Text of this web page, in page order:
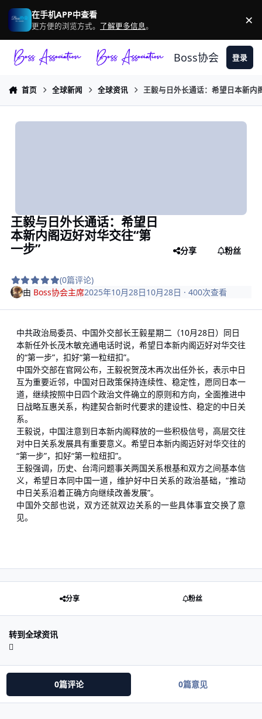
跳转到帖子
在手机APP中查看
更方便的浏览方式。 了解更多信息。 ×
Boss协会 登录
首页 全球新闻 全球资讯 王毅与日外长通话：希望日本新内
王毅与日外长通话：希望日
本新内阁迈好对华交往“第
一步”
(0篇评论)
分享 粉丝
由 Boss协会主席2025年10月28日10月28日 · 400次查看
中共政治局委员、中国外交部长王毅星期二（10月28日）同日
本新任外长茂木敏充通电话时说，希望日本新内阁迈好对华交往
的“第一步”，扣好“第一粒纽扣”。
中国外交部在官网公布，王毅祝贺茂木再次出任外长，表示中日
互为重要近邻，中国对日政策保持连续性、稳定性，愿同日本一
道，继续按照中日四个政治文件确立的原则和方向，全面推进中
日战略互惠关系，构建契合新时代要求的建设性、稳定的中日关
系。
王毅说，中国注意到日本新内阁释放的一些积极信号，高层交往
对中日关系发展具有重要意义。希望日本新内阁迈好对华交往的
“第一步”，扣好“第一粒纽扣”。
王毅强调，历史、台湾问题事关两国关系根基和双方之间基本信
义，希望日本同中国一道，维护好中日关系的政治基础，“推动
中日关系沿着正确方向继续改善发展”。
中国外交部也说，双方还就双边关系的一些具体事宜交换了意
见。
分享 粉丝
转到全球资讯
0篇评论 0篇意见